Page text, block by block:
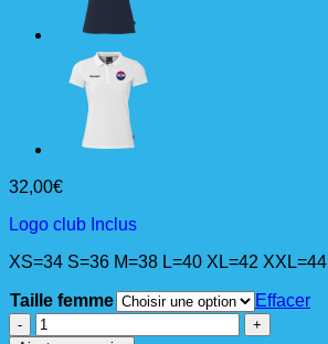
32,00€
Logo club Inclus
XS=34 S=36 M=38 L=40 XL=42 XXL=44
Taille femme
Effacer
quantité